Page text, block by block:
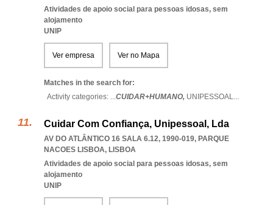
Atividades de apoio social para pessoas idosas, sem
alojamento
UNIP
Ver empresa Ver no Mapa
Matches in the search for:
Activity categories: ...CUIDAR+HUMANO, UNIPESSOAL...
Cuidar Com Confiança, Unipessoal, Lda
AV DO ATLÂNTICO 16 SALA 6.12, 1990-019, PARQUE
NACOES LISBOA, LISBOA
Atividades de apoio social para pessoas idosas, sem
alojamento
UNIP